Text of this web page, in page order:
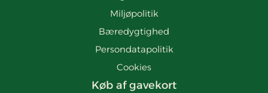
Miljøpolitik
Bæredygtighed
Persondatapolitik
Cookies
Køb af gavekort